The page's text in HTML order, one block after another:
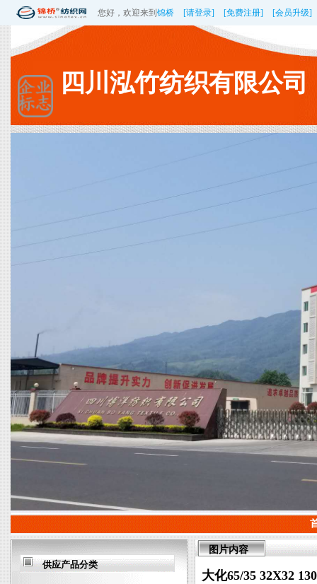
您好，欢迎来到 锦桥 [请登录] [免费注册] [会员升级]
四川泓竹纺织有限公司
供应产品分类
图片内容
大化65/35 32X32